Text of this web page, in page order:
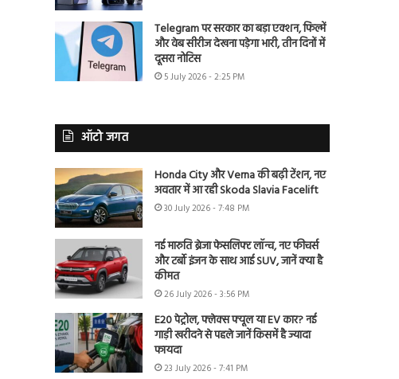
Telegram पर सरकार का बड़ा एक्शन, फिल्में
और वेब सीरीज देखना पड़ेगा भारी, तीन दिनों में
दूसरा नोटिस
5 July 2026 - 2:25 PM
ऑटो जगत
Honda City और Verna की बढ़ी टेंशन, नए
अवतार में आ रही Skoda Slavia Facelift
30 July 2026 - 7:48 PM
नई मारुति ब्रेजा फेसलिफ्ट लॉन्च, नए फीचर्स
और टर्बो इंजन के साथ आई SUV, जानें क्या है
कीमत
26 July 2026 - 3:56 PM
E20 पेट्रोल, फ्लेक्स फ्यूल या EV कार? नई
गाड़ी खरीदने से पहले जानें किसमें है ज्यादा
फायदा
23 July 2026 - 7:41 PM